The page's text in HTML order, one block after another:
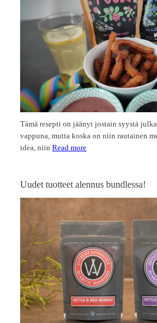
Tämä resepti on jäänyt jostain syystä
vappuna, mutta koska on niin rautainen
idea, niin Read more
Uudet tuotteet alennus bundlessa!